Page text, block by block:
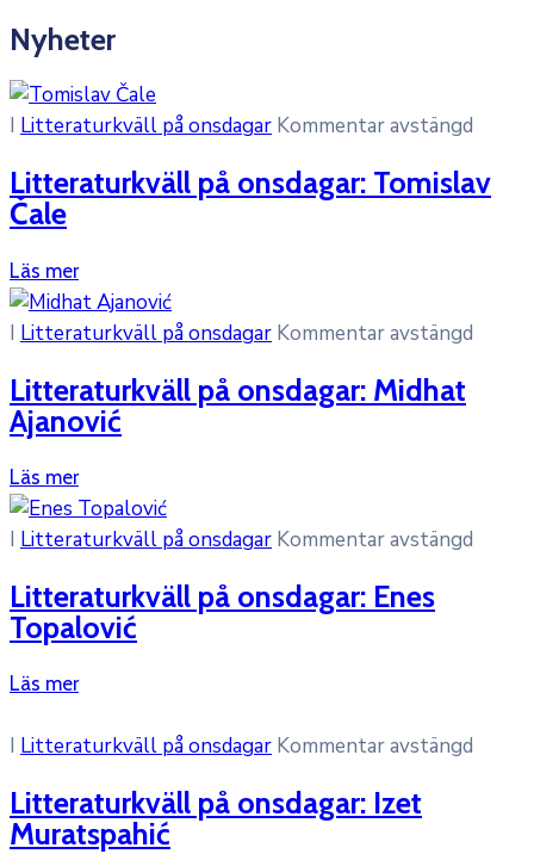
Nyheter
I Litteraturkväll på onsdagar Kommentar avstängd
Litteraturkväll på onsdagar: Tomislav
Čale
Läs mer
I Litteraturkväll på onsdagar Kommentar avstängd
Litteraturkväll på onsdagar: Midhat
Ajanović
Läs mer
I Litteraturkväll på onsdagar Kommentar avstängd
Litteraturkväll på onsdagar: Enes
Topalović
Läs mer
I Litteraturkväll på onsdagar Kommentar avstängd
Litteraturkväll på onsdagar: Izet
Muratspahić